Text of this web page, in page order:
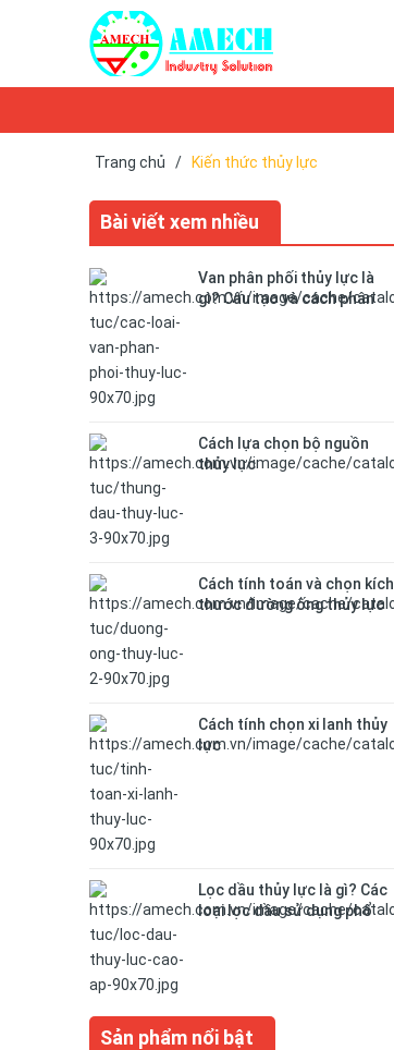
Trang chủ / Kiến thức thủy lực
Bài viết xem nhiều
Van phân phối thủy lực là
gì? Cấu tạo và cách phân
Cách lựa chọn bộ nguồn
thủy lực
Cách tính toán và chọn kích
thước đường ống thủy lực
Cách tính chọn xi lanh thủy
lực
Lọc dầu thủy lực là gì? Các
loại lọc dầu sử dụng phổ
Sản phẩm nổi bật